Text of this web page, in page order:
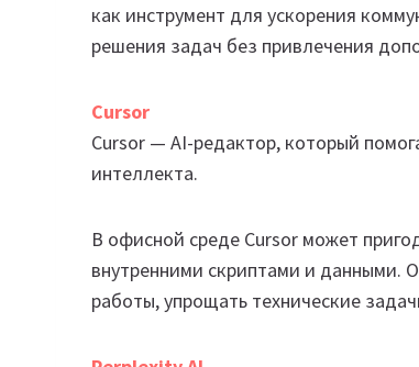
как инструмент для ускорения
решения задач без привлечения
Cursor
Cursor — AI-редактор, который
интеллекта.
В офисной среде Cursor может
внутренними скриптами и данными.
работы, упрощать технические